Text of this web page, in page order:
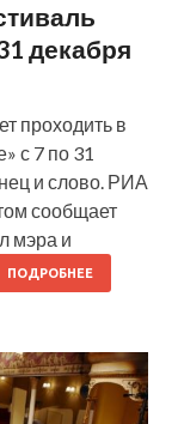
декабря
проходить в
с 7 по 31
и слово. РИА
сообщает
мэра и
ПОДРОБНЕЕ